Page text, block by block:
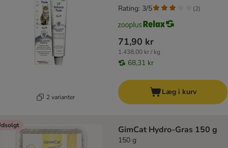
2 varianter
71,90 kr
1.438,00 kr / kg
68,31 kr
Rating: 3/5 (2)
Læg i kurv
GimCat Hydro-Gras 150 g
150 g